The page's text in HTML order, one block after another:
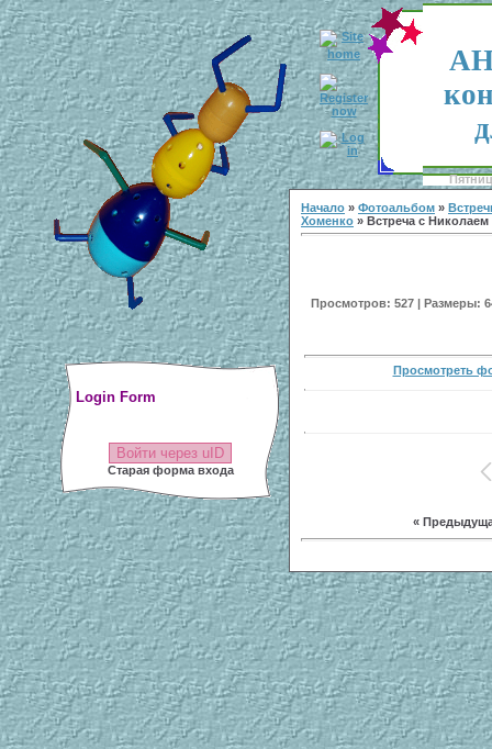
Login Form
Войти через uID
Старая форма входа
Начало » Фотоальбом »
Хоменко » Встреча с
Просмотров: 527 | Размеры:
Просмотреть
«